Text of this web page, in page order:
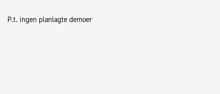
P.t. ingen planlagte demoer